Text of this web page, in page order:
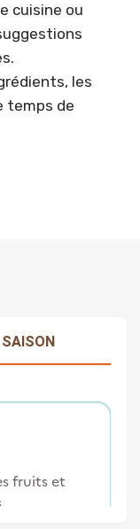
cuisine ou
les
temps de